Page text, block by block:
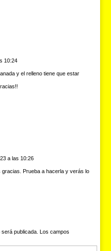
10:24
y el relleno tiene que estar
a las 10:26
Prueba a hacerla y verás lo
publicada. Los campos